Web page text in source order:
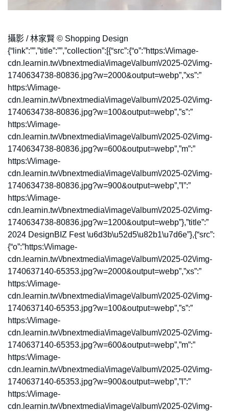
攝影 / 林家賢 © Shopping Design
{“link”:””,”title”:””,”collection”:[{“src”:{“o”:”https:\/\/image-
cdn.learnin.tw\/bnextmedia\/image\/album\/2025-02\/img-
1740634738-80836.jpg?w=2000&output=webp”,”xs”:”
https:\/\/image-
cdn.learnin.tw\/bnextmedia\/image\/album\/2025-02\/img-
1740634738-80836.jpg?w=100&output=webp”,”s”:”
https:\/\/image-
cdn.learnin.tw\/bnextmedia\/image\/album\/2025-02\/img-
1740634738-80836.jpg?w=600&output=webp”,”m”:”
https:\/\/image-
cdn.learnin.tw\/bnextmedia\/image\/album\/2025-02\/img-
1740634738-80836.jpg?w=900&output=webp”,”l”:”
https:\/\/image-
cdn.learnin.tw\/bnextmedia\/image\/album\/2025-02\/img-
1740634738-80836.jpg?w=1200&output=webp”},”title”:”
2024 DesignBIZ Fest \u6d3b\u52d5\u82b1\u7d6e”},{“src”:
{“o”:”https:\/\/image-
cdn.learnin.tw\/bnextmedia\/image\/album\/2025-02\/img-
1740637140-65353.jpg?w=2000&output=webp”,”xs”:”
https:\/\/image-
cdn.learnin.tw\/bnextmedia\/image\/album\/2025-02\/img-
1740637140-65353.jpg?w=100&output=webp”,”s”:”
https:\/\/image-
cdn.learnin.tw\/bnextmedia\/image\/album\/2025-02\/img-
1740637140-65353.jpg?w=600&output=webp”,”m”:”
https:\/\/image-
cdn.learnin.tw\/bnextmedia\/image\/album\/2025-02\/img-
1740637140-65353.jpg?w=900&output=webp”,”l”:”
https:\/\/image-
cdn.learnin.tw\/bnextmedia\/image\/album\/2025-02\/img-